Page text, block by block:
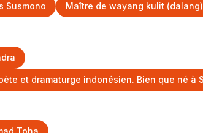
Susmono Maître de wayang kulit
et dramaturge indonésien. Bien que né à
Toha